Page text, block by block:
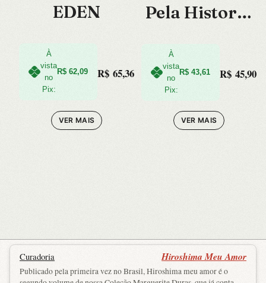
EDEN
À
vista
no
Pix:
R$ 62,09 R$ 65,36
VER MAIS
Pela Historia
À
vista
no
Pix:
R$ 43,61 R$ 45,90
VER MAIS
Curadoria Hiroshima Meu Amor
Publicado pela primeira vez no Brasil, Hiroshima meu amor é o